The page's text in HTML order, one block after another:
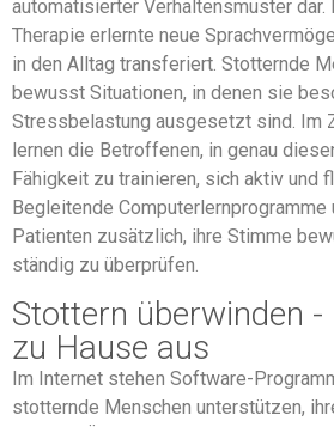
automatisierter Verhaltensmuster dar.
Therapie erlernte neue
in den Alltag transferiert. Stotternde
bewusst Situationen, in denen sie
Stressbelastung ausgesetzt sind. Im
lernen die Betroffenen, in genau
Fähigkeit zu trainieren, sich aktiv und
Begleitende
Patienten zusätzlich, ihre Stimme
ständig zu überprüfen.
Stottern überwinden -
zu Hause aus
Im Internet stehen Software-
stotternde Menschen unterstützen,